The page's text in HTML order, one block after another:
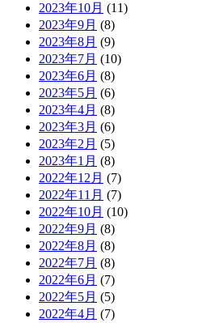
2023年10月 (11)
2023年9月 (8)
2023年8月 (9)
2023年7月 (10)
2023年6月 (8)
2023年5月 (6)
2023年4月 (8)
2023年3月 (6)
2023年2月 (5)
2023年1月 (8)
2022年12月 (7)
2022年11月 (7)
2022年10月 (10)
2022年9月 (8)
2022年8月 (8)
2022年7月 (8)
2022年6月 (7)
2022年5月 (5)
2022年4月 (7)